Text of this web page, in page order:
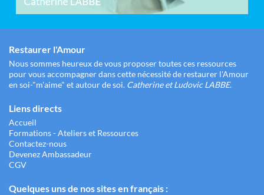
Restaurer l'Amour
Nous sommes heureux de vous proposer toutes ces ressources
pour vous accompagner dans cette nécessité de restaurer l'Amour
en soi-"m'aime" et autour de soi. Catherine et Ludovic LABBE.
Liens directs
Accueil
Formations - Ateliers et Ressources
Contactez-nous
Devenez Ambassadeur
CGV
Quelques uns de nos sites en français :